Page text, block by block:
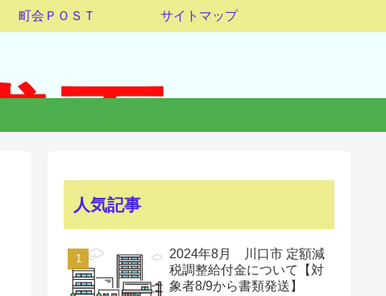
町会ＰＯＳＴ サイトマップ
人気記事
2024年8月 川口市 定額減
税調整給付金について【対
象者8/9から書類発送】